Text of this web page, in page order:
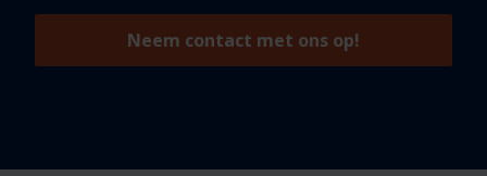
Neem contact met ons op!